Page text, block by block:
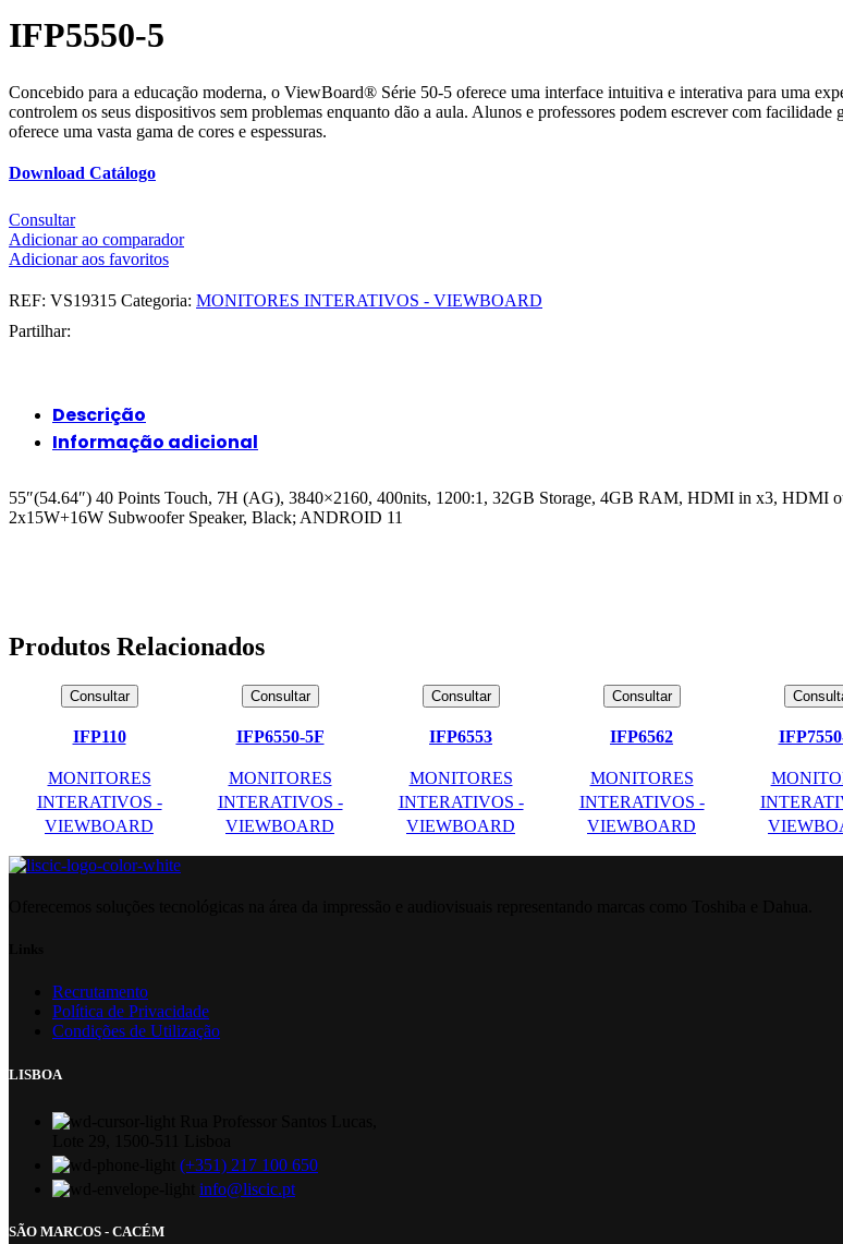
IFP5550-5
Concebido para a educação moderna, o ViewBoard® Série 50-5 oferece uma interface intuitiva e interativa para uma
controlem os seus dispositivos sem problemas enquanto dão a aula. Alunos e professores podem escrever com
oferece uma vasta gama de cores e espessuras.
Download Catálogo
Consultar
Adicionar ao comparador
Adicionar aos favoritos
REF: VS19315 Categoria: MONITORES INTERATIVOS - VIEWBOARD
Partilhar:
Descrição
Informação adicional
55″(54.64″) 40 Points Touch, 7H (AG), 3840×2160, 400nits, 1200:1, 32GB Storage, 4GB RAM, HDMI in x3,
2x15W+16W Subwoofer Speaker, Black; ANDROID 11
Produtos Relacionados
Consultar
IFP110
MONITORES
INTERATIVOS -
VIEWBOARD
Consultar
IFP6550-5F
MONITORES
INTERATIVOS -
VIEWBOARD
Consultar
IFP6553
MONITORES
INTERATIVOS -
VIEWBOARD
Consultar
IFP6562
MONITORES
INTERATIVOS -
VIEWBOARD
Recrutamento
Política de Privacidade
Condições de Utilização
LISBOA
(+351) 217 100 650
info@liscic.pt
SÃO MARCOS - CACÉM